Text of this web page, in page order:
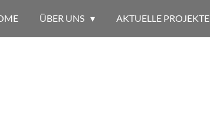
ÜBER UNS AKTUELLE PROJEKTE